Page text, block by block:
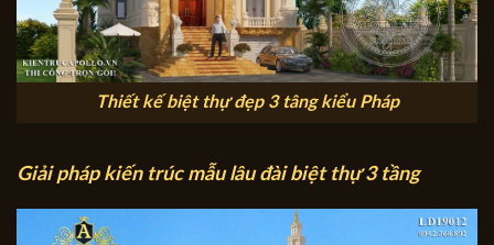
Thiết kế biệt thự đẹp 3 tâng kiểu Pháp
Giải pháp kiến trúc mẫu lâu đài biệt thự 3 tầng